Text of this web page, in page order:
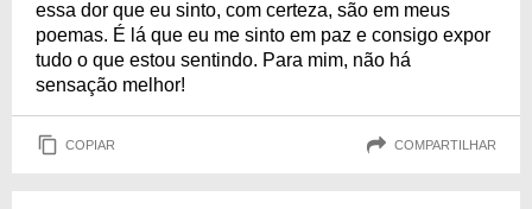
essa dor que eu sinto, com certeza, são em meus
poemas. É lá que eu me sinto em paz e consigo expor
tudo o que estou sentindo. Para mim, não há
sensação melhor!
COPIAR COMPARTILHAR